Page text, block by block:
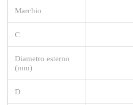
Marchio
C
Diametro esterno
(mm)
D